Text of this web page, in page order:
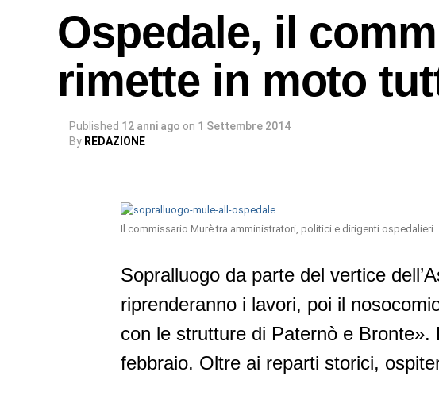
Ospedale, il
rimette in moto
Published 12 anni ago on 1 Settembre 2014
By REDAZIONE
Il commissario Murè tra amministratori, politici e dirigenti ospedalieri
Sopralluogo da parte del vertice
riprenderanno i lavori, poi il
con le strutture di Paternò e Bronte».
febbraio. Oltre ai reparti storici,